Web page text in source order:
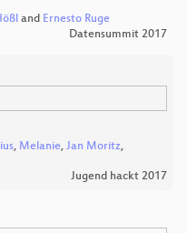
and Ernesto Ruge
Datensummit 2017
, Melanie, Jan Moritz,
Jugend hackt 2017